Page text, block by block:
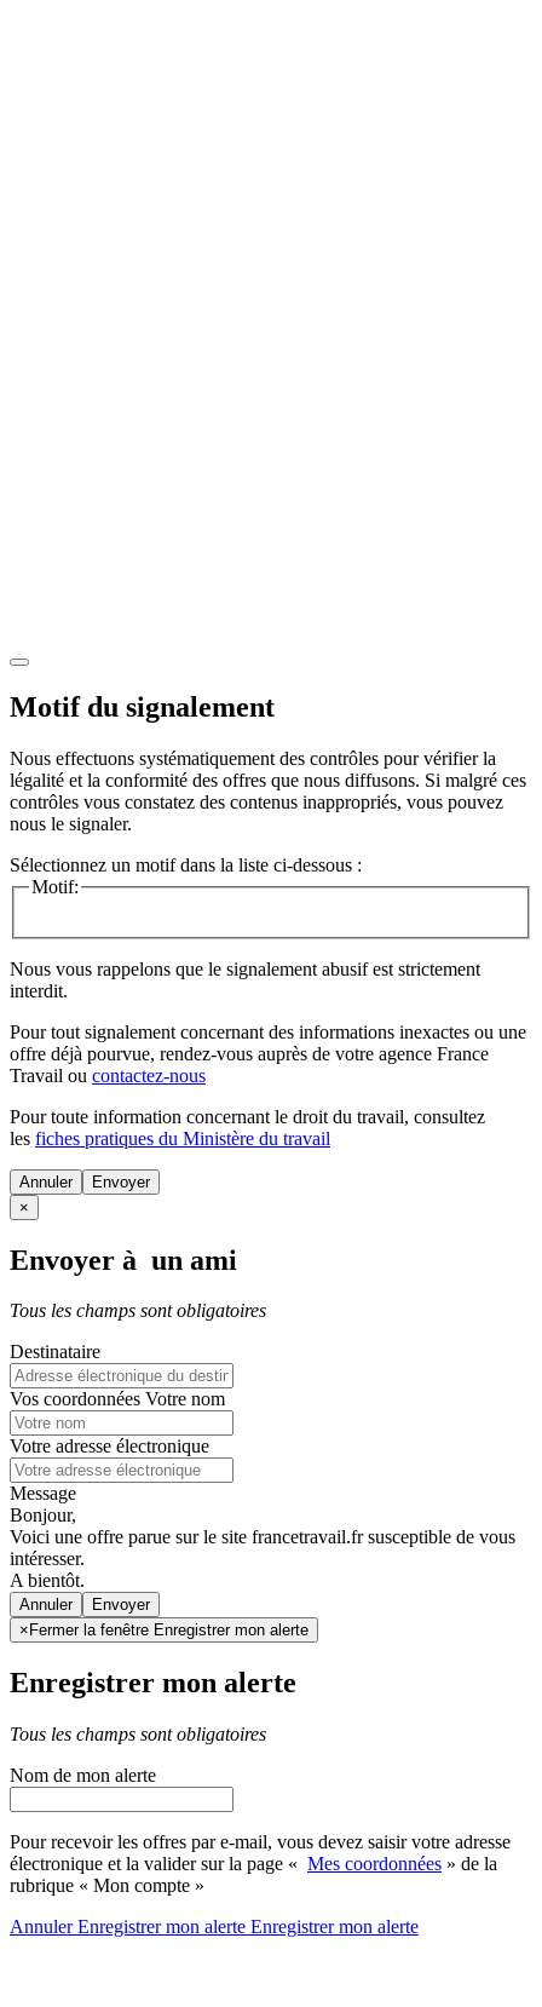
Motif du signalement
Nous effectuons systématiquement des contrôles pour vérifier la
légalité et la conformité des offres que nous diffusons. Si malgré ces
contrôles vous constatez des contenus inappropriés, vous pouvez
nous le signaler.
Sélectionnez un motif dans la liste ci-dessous :
Motif:
Nous vous rappelons que le signalement abusif est strictement
interdit.
Pour tout signalement concernant des informations inexactes ou une
offre déjà pourvue, rendez-vous auprès de votre agence France
Travail ou contactez-nous
Pour toute information concernant le droit du travail, consultez
les fiches pratiques du Ministère du travail
Annuler
×
Envoyer à un ami
Tous les champs sont obligatoires
Destinataire
Vos coordonnées Votre nom
Votre adresse électronique
Message
Bonjour,
Voici une offre parue sur le site francetravail.fr susceptible de vous
intéresser.
A bientôt.
Annuler
× Fermer la fenêtre Enregistrer mon alerte
Enregistrer mon alerte
Tous les champs sont obligatoires
Nom de mon alerte
Pour recevoir les offres par e-mail, vous devez saisir votre adresse
électronique et la valider sur la page « Mes coordonnées » de la
rubrique « Mon compte »
AnnulerEnregistrer mon alerte Enregistrermon alerte